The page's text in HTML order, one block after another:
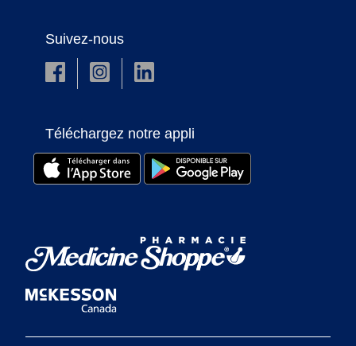
Suivez-nous
Téléchargez notre appli